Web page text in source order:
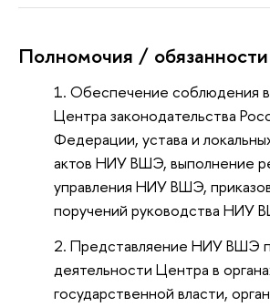
Полномочия / обязанности
Обеспечение соблюдения
Центра законодательства
Федерации, устава и
актов НИУ ВШЭ, выполнение
управления НИУ ВШЭ,
поручений руководства НИУ
Представляение НИУ ВШЭ
деятельности Центра в
государственной власти,